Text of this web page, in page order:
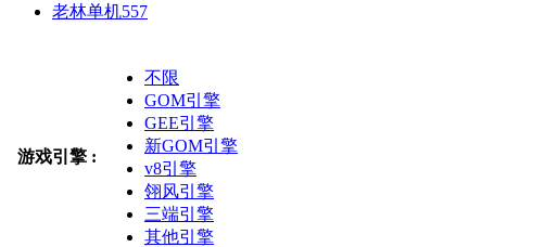
老林单机557
游戏引擎 :
不限
GOM引擎
GEE引擎
新GOM引擎
v8引擎
翎风引擎
三端引擎
其他引擎